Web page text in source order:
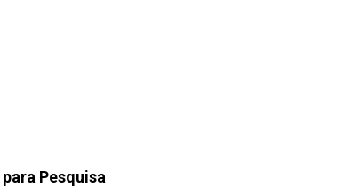
Pesquisa